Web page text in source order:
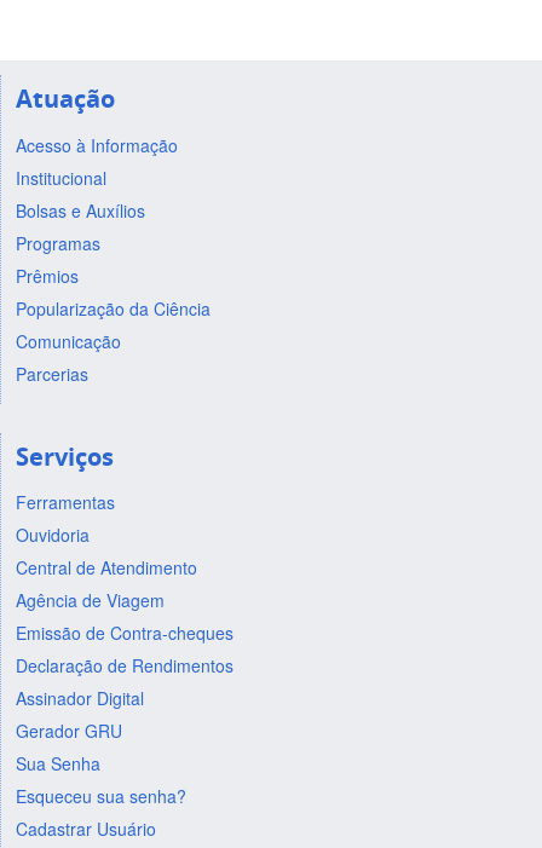
Atuação
Acesso à Informação
Institucional
Bolsas e Auxílios
Programas
Prêmios
Popularização da Ciência
Comunicação
Parcerias
Serviços
Ferramentas
Ouvidoria
Central de Atendimento
Agência de Viagem
Emissão de Contra-cheques
Declaração de Rendimentos
Assinador Digital
Gerador GRU
Sua Senha
Esqueceu sua senha?
Cadastrar Usuário